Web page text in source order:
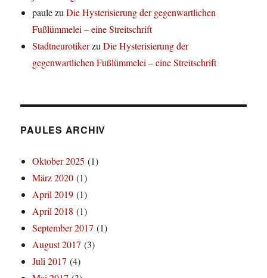
paulezuDie Hysterisierung der gegenwartlichen
Fußlümmelei – eine Streitschrift
StadtneurotikerzuDie Hysterisierung der
gegenwartlichen Fußlümmelei – eine Streitschrift
PAULES ARCHIV
Oktober 2025 (1)
März 2020 (1)
April 2019 (1)
April 2018 (1)
September 2017 (1)
August 2017 (3)
Juli 2017 (4)